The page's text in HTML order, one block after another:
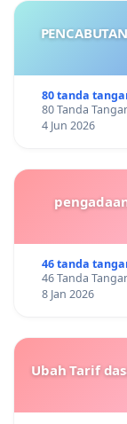
80 tanda
80 Tanda
4 Jun 2026
46 tanda
46 Tanda
8 Jan 2026
Ubah Tarif